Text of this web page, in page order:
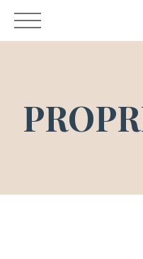
LOCATION VENTE